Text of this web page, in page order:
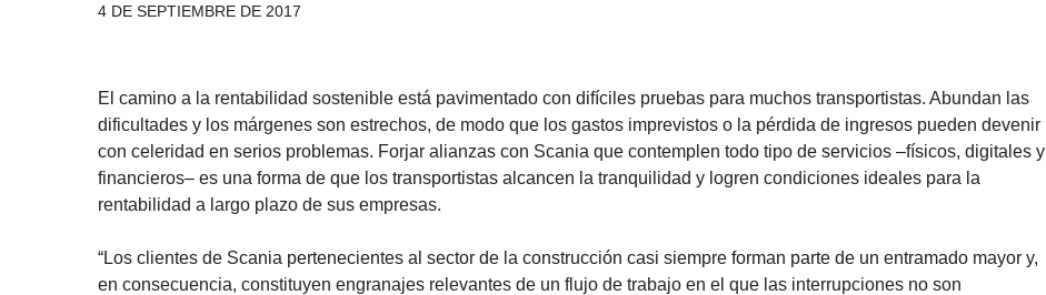
4 DE SEPTIEMBRE DE 2017
El camino a la rentabilidad sostenible está pavimentado con difíciles pruebas para muchos transportistas. Abundan las
dificultades y los márgenes son estrechos, de modo que los gastos imprevistos o la pérdida de ingresos pueden devenir
con celeridad en serios problemas. Forjar alianzas con Scania que contemplen todo tipo de servicios –físicos, digitales y
financieros– es una forma de que los transportistas alcancen la tranquilidad y logren condiciones ideales para la
rentabilidad a largo plazo de sus empresas.
“Los clientes de Scania pertenecientes al sector de la construcción casi siempre forman parte de un entramado mayor y,
en consecuencia, constituyen engranajes relevantes de un flujo de trabajo en el que las interrupciones no son